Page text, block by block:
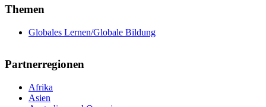
Themen
Globales Lernen/Globale Bildung
Partnerregionen
Afrika
Asien